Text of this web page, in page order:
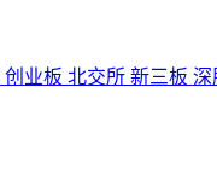
创业板 北交所 新三板